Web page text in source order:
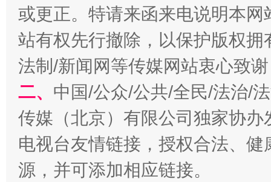
阿坝州三大球赛在茂县开幕 规模
或更正。特请来函来电说明本
站有权先行撤除，以保护版权
法制/新闻网等传媒网站衷心致
二、 中国/公众/公共/全民/法治/
传媒（北京）有限公司独家协
电视台友情链接，授权合法、
源，并可添加相应链接。